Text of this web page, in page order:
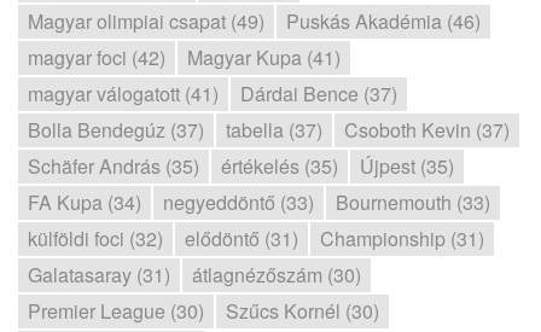
Magyar olimpiai csapat (49)
Puskás Akadémia (46)
magyar foci (42)
Magyar Kupa (41)
magyar válogatott (41)
Dárdai Bence (37)
Bolla Bendegúz (37)
tabella (37)
Csoboth Kevin (37)
Schäfer András (35)
értékelés (35)
Újpest (35)
FA Kupa (34)
negyeddöntő (33)
Bournemouth (33)
külföldi foci (32)
elődöntő (31)
Championship (31)
Galatasaray (31)
átlagnézőszám (30)
Premier League (30)
Szűcs Kornél (30)